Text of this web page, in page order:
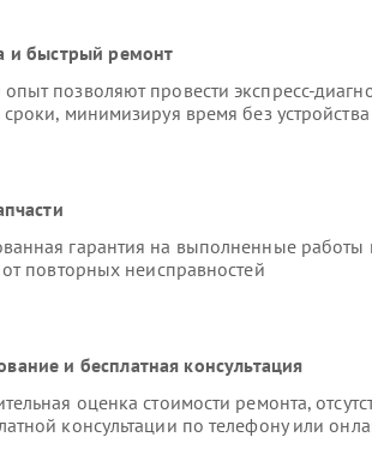
и быстрый ремонт
позволяют провести экспресс-
минимизируя время без устройства
гарантия на выполненные работы
повторных неисправностей
и бесплатная консультация
оценка стоимости ремонта,
консультации по телефону или